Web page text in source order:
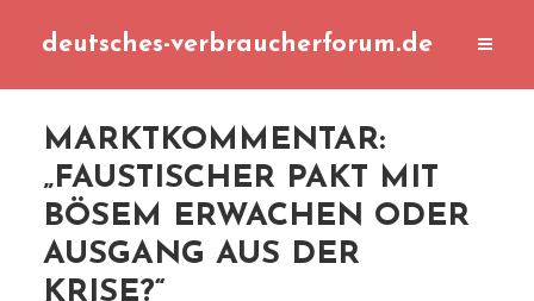
deutsches-verbraucherforum.de
MARKTKOMMENTAR:
„FAUSTISCHER PAKT MIT
BÖSEM ERWACHEN ODER
AUSGANG AUS DER
KRISE?“